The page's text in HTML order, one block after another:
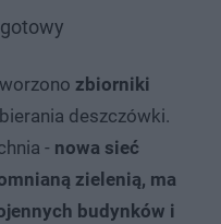
zbiorniki
deszczówki.
- nowa sieć
zielenią, ma
budynków i